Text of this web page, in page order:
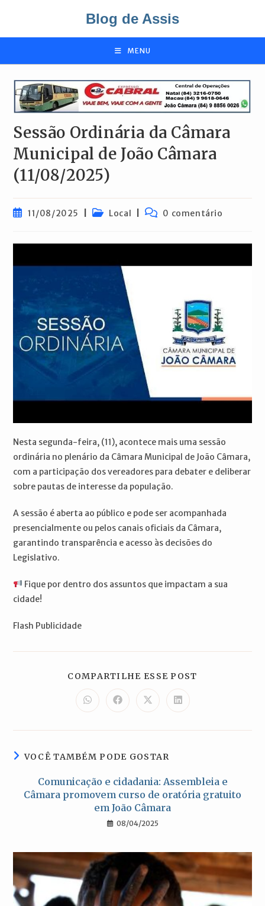
o
Blog de Assis
MENU
Sessão Ordinária da Câmara
Municipal de João Câmara
(11/08/2025)
Post11/08/2025
Categoria
Local
Comentários
0 comentário
Nesta segunda-feira, (11), acontece mais uma sessão
ordinária no plenário da Câmara Municipal de João Câmara,
com a participação dos vereadores para debater e deliberar
sobre pautas de interesse da população.
A sessão é aberta ao público e pode ser acompanhada
presencialmente ou pelos canais oficiais da Câmara,
garantindo transparência e acesso às decisões do
Legislativo.
Fique por dentro dos assuntos que impactam a sua
cidade!
Flash Publicidade
COMPARTILHE ESSE POST
Abre
em
nova
Abre
em
nova
Abre
em
nova
Abre
em
nova
VOCÊ TAMBÉM PODE GOSTAR
Comunicação e cidadania: Assembleia e
Câmara promovem curso de oratória gratuito
em João Câmara
08/04/2025